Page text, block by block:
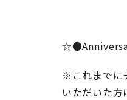
※これまでに
いただいた方